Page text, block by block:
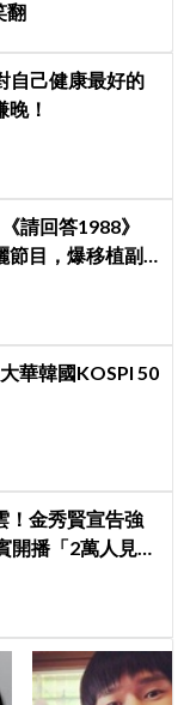
翻
自己健康最好的
！
請回答1988》
節目，爆移植副
華韓國KOSPI 50
！金秀賢宣告強
開播「2萬人見面